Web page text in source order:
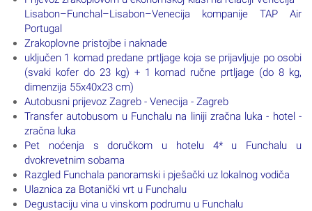
Lisabon–Funchal–Lisabon–Venecija kompanije TAP Air
Portugal
Zrakoplovne pristojbe i naknade
uključen 1 komad predane prtljage koja se prijavljuje po osobi
(svaki kofer do 23 kg) + 1 komad ručne prtljage (do 8 kg,
dimenzija 55x40x23 cm)
Autobusni prijevoz Zagreb - Venecija - Zagreb
Transfer autobusom u Funchalu na liniji zračna luka - hotel -
zračna luka
Pet noćenja s doručkom u hotelu 4* u Funchalu u
dvokrevetnim sobama
Razgled Funchala panoramski i pješački uz lokalnog vodiča
Ulaznica za Botanički vrt u Funchalu
Degustaciju vina u vinskom podrumu u Funchalu